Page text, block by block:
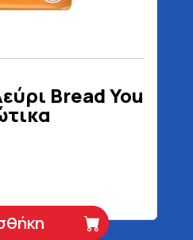
Bread You